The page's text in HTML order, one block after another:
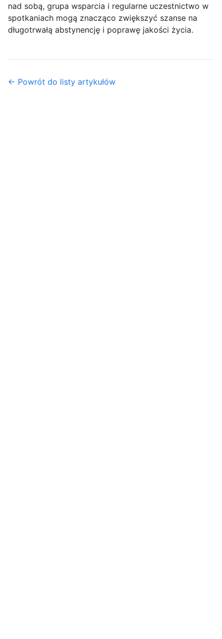
nad sobą, grupa wsparcia i regularne uczestnictwo w
spotkaniach mogą znacząco zwiększyć szanse na
długotrwałą abstynencję i poprawę jakości życia.
← Powrót do listy artykułów